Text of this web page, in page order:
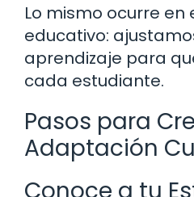
Lo mismo ocurre en
educativo:
aprendizaje para
cada estudiante.
Pasos para
Adaptación
Conoce a tu